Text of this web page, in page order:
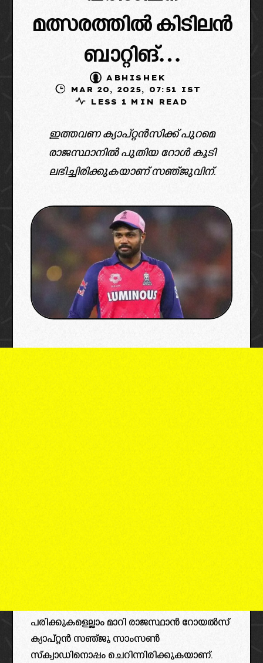
മത്സരത്തിൽ കിടിലൻ
ബാറ്റിങ്…
ABHISHEK
MAR 20, 2025, 07:51 IST
LESS 1 MIN READ
ഇത്തവണ ക്യാപ്റ്റൻസിക്ക് പുറമെ
രാജസ്ഥാനിൽ പുതിയ റോൾ കൂടി
ലഭിച്ചിരിക്കുകയാണ് സഞ്ജുവിന്.
പരിക്കുകളെല്ലാം മാറി രാജസ്ഥാൻ റോയൽസ്
ക്യാപ്റ്റൻ സഞ്ജു സാംസൺ
സ്‌ക്വാഡിനൊപ്പം ചെറിന്നിരിക്കുകയാണ്.